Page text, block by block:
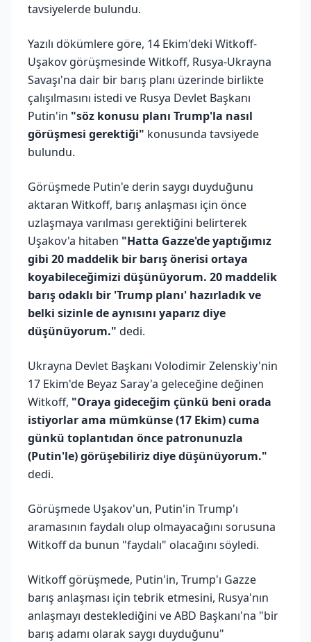
tavsiyelerde bulundu.
Yazılı dökümlere göre, 14 Ekim'deki Witkoff-
Uşakov görüşmesinde Witkoff, Rusya-Ukrayna
Savaşı'na dair bir barış planı üzerinde birlikte
çalışılmasını istedi ve Rusya Devlet Başkanı
Putin'in "söz konusu planı Trump'la nasıl
görüşmesi gerektiği" konusunda tavsiyede
bulundu.
Görüşmede Putin'e derin saygı duyduğunu
aktaran Witkoff, barış anlaşması için önce
uzlaşmaya varılması gerektiğini belirterek
Uşakov'a hitaben "Hatta Gazze'de yaptığımız
gibi 20 maddelik bir barış önerisi ortaya
koyabileceğimizi düşünüyorum. 20 maddelik
barış odaklı bir 'Trump planı' hazırladık ve
belki sizinle de aynısını yaparız diye
düşünüyorum." dedi.
Ukrayna Devlet Başkanı Volodimir Zelenskiy'nin
17 Ekim'de Beyaz Saray'a geleceğine değinen
Witkoff, "Oraya gideceğim çünkü beni orada
istiyorlar ama mümkünse (17 Ekim) cuma
günkü toplantıdan önce patronunuzla
(Putin'le) görüşebiliriz diye düşünüyorum."
dedi.
Görüşmede Uşakov'un, Putin'in Trump'ı
aramasının faydalı olup olmayacağını sorusuna
Witkoff da bunun "faydalı" olacağını söyledi.
Witkoff görüşmede, Putin'in, Trump'ı Gazze
barış anlaşması için tebrik etmesini, Rusya'nın
anlaşmayı desteklediğini ve ABD Başkanı'na "bir
barış adamı olarak saygı duyduğunu"